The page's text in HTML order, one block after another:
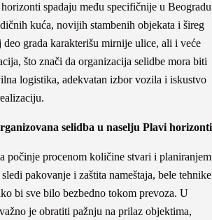
spadaju među specifičnije u Beogradu
kuća, novijih stambenih objekata i šireg
deo grada karakterišu mirnije ulice, ali i veće
što znači da organizacija selidbe mora biti
logistika, adekvatan izbor vozila i iskustvo
selidba u naselju Plavi horizonti
počinje procenom količine stvari i planiranjem
pakovanje i zaštita nameštaja, bele tehnike
bi sve bilo bezbedno tokom prevoza. U
je obratiti pažnju na prilaz objektima,